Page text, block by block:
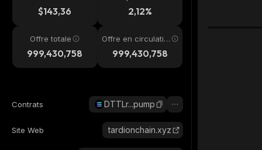
$143,36 2,12%
Offre totale
999,430,758
Offre en circulatio
999,430,758
Contrats DTTLr...pump
Site Web tardionchain.xyz